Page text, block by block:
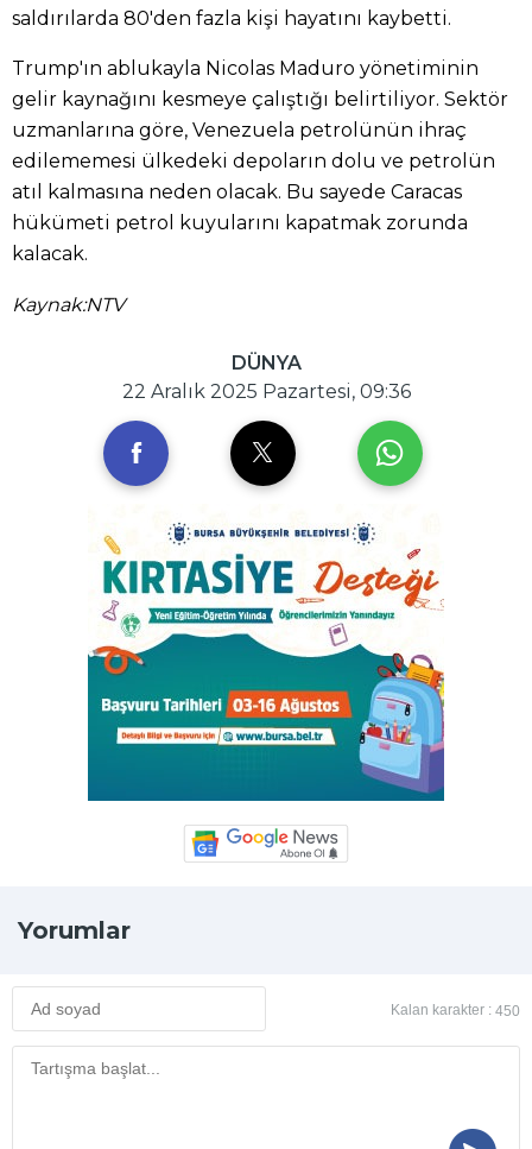
saldırılarda 80'den fazla kişi hayatını kaybetti.
Trump'ın ablukayla Nicolas Maduro yönetiminin
gelir kaynağını kesmeye çalıştığı belirtiliyor. Sektör
uzmanlarına göre, Venezuela petrolünün ihraç
edilememesi ülkedeki depoların dolu ve petrolün
atıl kalmasına neden olacak. Bu sayede Caracas
hükümeti petrol kuyularını kapatmak zorunda
kalacak.
Kaynak:NTV
DÜNYA
22 Aralık 2025 Pazartesi, 09:36
Yorumlar
Kalan karakter : 450